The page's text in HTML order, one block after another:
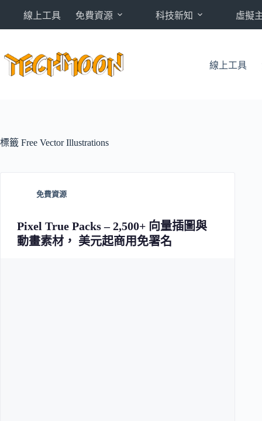
內
線上工具 免費資源 科技新知 虛擬
線上工具
標籤 Free Vector Illustrations
免費資源
Pixel True Packs – 2,500+ 向量插圖與
動畫素材， 美元起商用免署名